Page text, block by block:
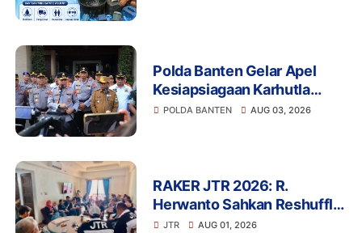
Polda Banten Gelar Apel
Kesiapsiagaan Karhutla
2026, Perkuat Sinergi
POLDA BANTEN AUG 03, 2026
RAKER JTR 2026: R.
Herwanto Sahkan Reshuffle
Pengurus dan Tegaskan
JTR AUG 01, 2026